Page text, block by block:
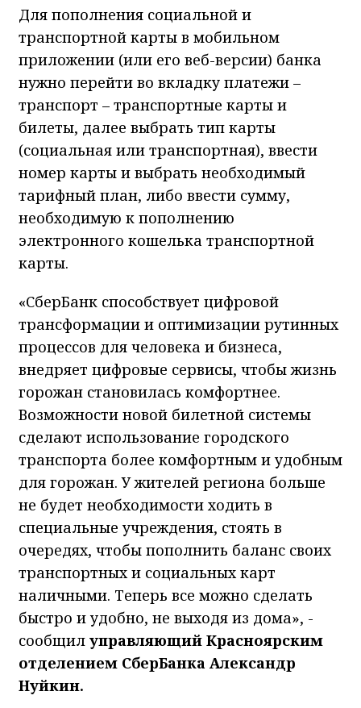
Для пополнения социальной и
транспортной карты в мобильном
приложении (или его веб-версии) банка
нужно перейти во вкладку платежи –
транспорт – транспортные карты и
билеты, далее выбрать тип карты
(социальная или транспортная), ввести
номер карты и выбрать необходимый
тарифный план, либо ввести сумму,
необходимую к пополнению
электронного кошелька транспортной
карты.
«СберБанк способствует цифровой
трансформации и оптимизации рутинных
процессов для человека и бизнеса,
внедряет цифровые сервисы, чтобы жизнь
горожан становилась комфортнее.
Возможности новой билетной системы
сделают использование городского
транспорта более комфортным и удобным
для горожан. У жителей региона больше
не будет необходимости ходить в
специальные учреждения, стоять в
очередях, чтобы пополнить баланс своих
транспортных и социальных карт
наличными. Теперь все можно сделать
быстро и удобно, не выходя из дома», -
сообщил управляющий Красноярским
отделением СберБанка Александр
Нуйкин.